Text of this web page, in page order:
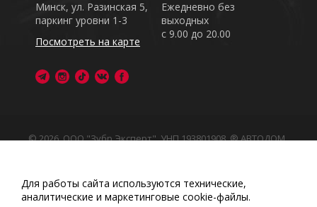
Ежедневно без
выходных
с 9.00 до 20.00
Минск, ул. Разинская 5,
паркинг уровни 1-3
Посмотреть на карте
© 2026, ООО "Зубр Эксперт", УНП 193801908. ® АВТОДОМ
Обращаем Ваше внимание на то, что данный интернет-
сайт носит исключительно информационный характер
Любое использование либо копирование материалов
Для работы сайта используются технические,
аналитические и маркетинговые сооkіе-файлы.